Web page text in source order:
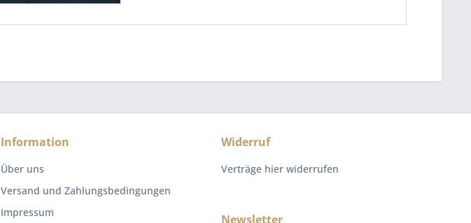
Information
Über uns
Versand und Zahlungsbedingungen
Impressum
Widerruf
Verträge hier widerrufen
Newsletter